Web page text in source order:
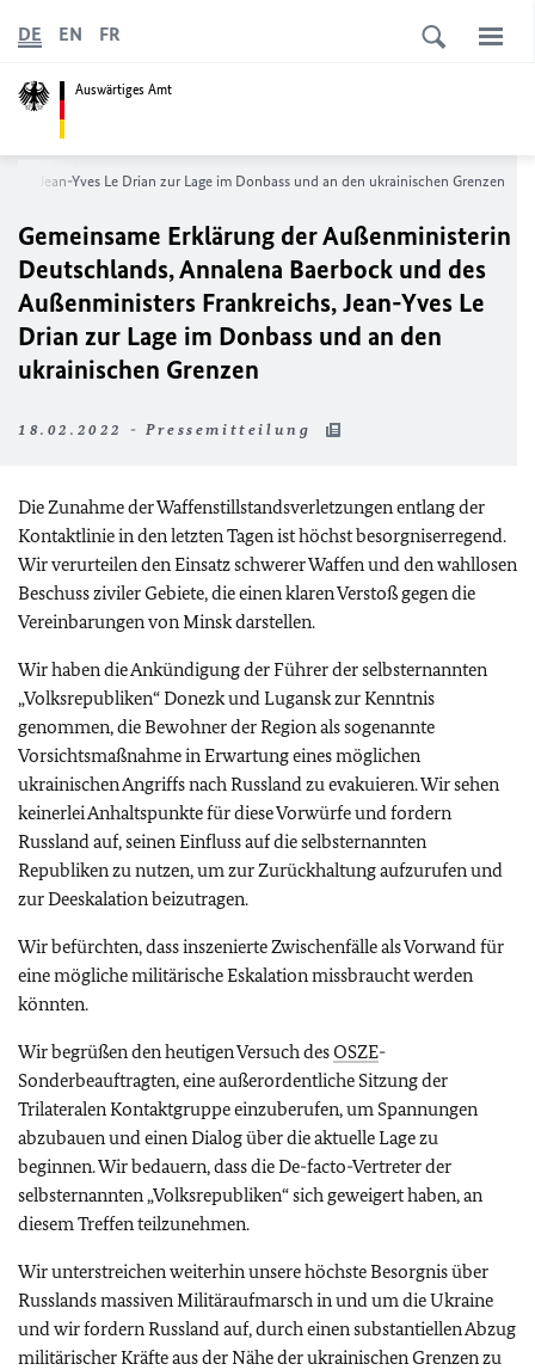
Auswärtiges Amt
DE EN FR
Jean-Yves Le Drian zur Lage im Donbass und an den ukrainischen Grenzen
Gemeinsame Erklärung der Außenministerin
Deutschlands, Annalena Baerbock und des
Außenministers Frankreichs, Jean-Yves Le
Drian zur Lage im Donbass und an den
ukrainischen Grenzen
18.02.2022 - Pressemitteilung
Die Zunahme der Waffenstillstandsverletzungen entlang der
Kontaktlinie in den letzten Tagen ist höchst besorgniserregend.
Wir verurteilen den Einsatz schwerer Waffen und den wahllosen
Beschuss ziviler Gebiete, die einen klaren Verstoß gegen die
Vereinbarungen von Minsk darstellen.
Wir haben die Ankündigung der Führer der selbsternannten
„Volksrepubliken“ Donezk und Lugansk zur Kenntnis
genommen, die Bewohner der Region als sogenannte
Vorsichtsmaßnahme in Erwartung eines möglichen
ukrainischen Angriffs nach Russland zu evakuieren. Wir sehen
keinerlei Anhaltspunkte für diese Vorwürfe und fordern
Russland auf, seinen Einfluss auf die selbsternannten
Republiken zu nutzen, um zur Zurückhaltung aufzurufen und
zur Deeskalation beizutragen.
Wir befürchten, dass inszenierte Zwischenfälle als Vorwand für
eine mögliche militärische Eskalation missbraucht werden
könnten.
Wir begrüßen den heutigen Versuch desOSZE-
Sonderbeauftragten, eine außerordentliche Sitzung der
Trilateralen Kontaktgruppe einzuberufen, um Spannungen
abzubauen und einen Dialog über die aktuelle Lage zu
beginnen. Wir bedauern, dass die De-facto-Vertreter der
selbsternannten „Volksrepubliken“ sich geweigert haben, an
diesem Treffen teilzunehmen.
Wir unterstreichen weiterhin unsere höchste Besorgnis über
Russlands massiven Militäraufmarsch in und um die Ukraine
und wir fordern Russland auf, durch einen substantiellen Abzug
militärischer Kräfte aus der Nähe der ukrainischen Grenzen zu